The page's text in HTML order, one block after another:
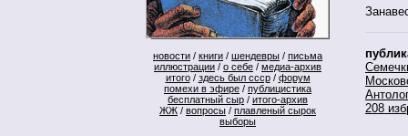
новости / книги / шендевры / письма
иллюстрации / о себе / медиа-архив
итого/ здесь был ссср/ форум
помехи в эфире / публицистика
бесплатный сыр / итого-архив
ЖЖ / вопросы / плавленый сырок
выборы
208